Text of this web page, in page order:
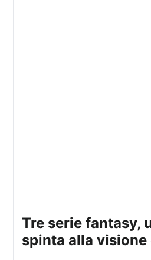
tre serie fantasy, una stessa
spinta alla